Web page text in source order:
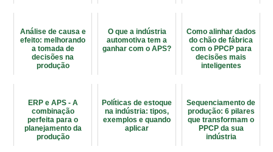
Análise de causa e
efeito: melhorando
a tomada de
decisões na
produção
O que a indústria
automotiva tem a
ganhar com o APS?
Como alinhar dados
do chão de fábrica
com o PPCP para
decisões mais
inteligentes
ERP e APS - A
combinação
perfeita para o
planejamento da
produção
Políticas de estoque
na indústria: tipos,
exemplos e quando
aplicar
Sequenciamento de
produção: 6 pilares
que transformam o
PPCP da sua
indústria